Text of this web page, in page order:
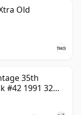
Old
35th
#42 1991 32년